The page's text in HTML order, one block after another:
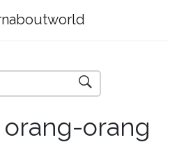
orang